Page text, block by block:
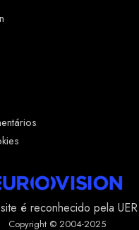
é reconhecido pela UER
Copyright © 2004-2025